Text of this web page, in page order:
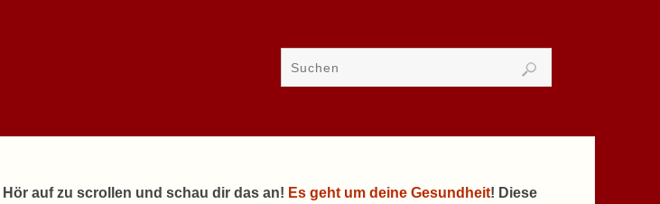
Hör auf zu scrollen und schau dir das an! Es geht um deine Gesundheit! Diese